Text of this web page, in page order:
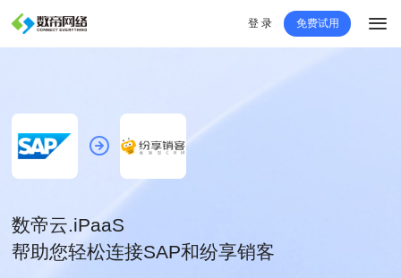
登 录 免费试用
数帝云.iPaaS
帮助您轻松连接SAP和纷享销客